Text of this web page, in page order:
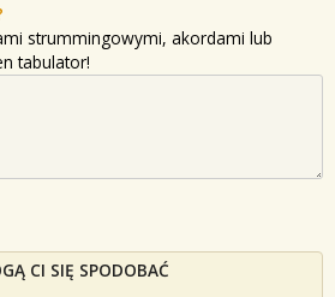
strummingowymi, akordami lub
tabulator!
CI SIĘ SPODOBAĆ